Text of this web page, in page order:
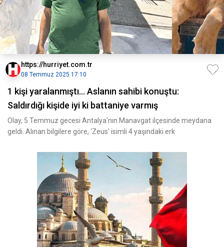
https://hurriyet.com.tr
08 Temmuz 2025 17:10
1 kişi yaralanmıştı... Aslanın sahibi konuştu:
Saldırdığı kişide iyi ki battaniye varmış
Olay, 5 Temmuz gecesi Antalya'nın Manavgat ilçesinde meydana
geldi. Alınan bilgilere göre, ‘Zeus' isimli 4 yaşındaki erk